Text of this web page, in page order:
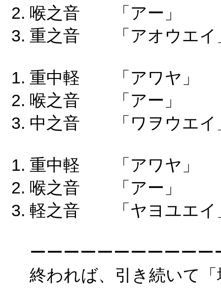
喉之音 「アー
重之音 「アオウエ
重中軽 「アワヤ
喉之音 「アー
中之音 「ワヲウエ
重中軽 「アワヤ
喉之音 「アー
軽之音 「ヤヨユエ
ーーーーーーーーーー
終われば、引き続いて